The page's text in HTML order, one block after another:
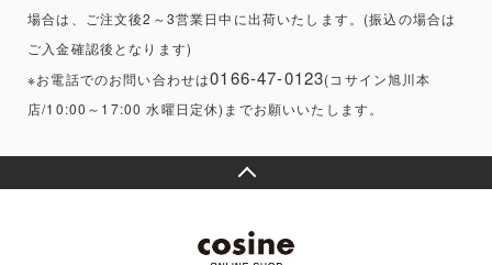
場合は、ご注文後2～3営業日中に出荷いたします。(振込の場合は
ご入金確認後となります)
※お電話でのお問い合わせは0166-47-0123(コサイン旭川本
店/10:00～17:00 水曜日定休)までお願いいたします。